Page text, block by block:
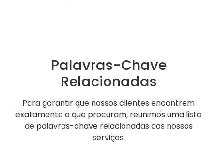
Palavras-Chave
Relacionadas
Para garantir que nossos clientes encontrem
exatamente o que procuram, reunimos uma lista
de palavras-chave relacionadas aos nossos
serviços.